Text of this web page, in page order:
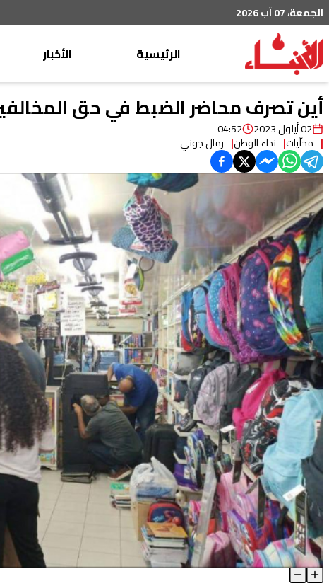
الجمعة، 07 آب 2026
الرئيسية
الأخبار
محليات
عربي دولي
خاص
من لبنان
ثقافة ومجتمع
منوعات
أين تصرف محاضر الضبط في حق
02 أيلول 2023 04:52
محلّيات نداء الوطن رمال جوني
أين تصرف محاضر الضبط في حق المخالفين؟